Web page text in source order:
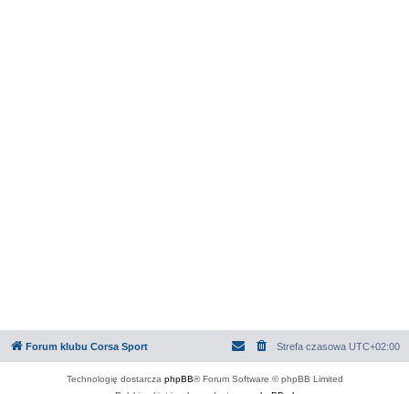
Forum klubu Corsa Sport Strefa czasowa UTC+02:00
Technologię dostarcza phpBB® Forum Software © phpBB Limited